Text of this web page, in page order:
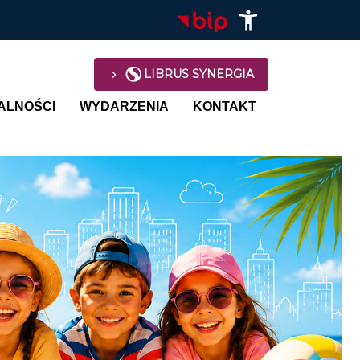
LIBRUS SYNERGIA
WYDARZENIA KONTAKT